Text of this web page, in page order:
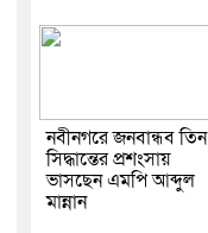
নবীনগরে জনবান্ধব তিন
সিদ্ধান্তের প্রশংসায়
ভাসছেন এমপি আব্দুল
মান্নান